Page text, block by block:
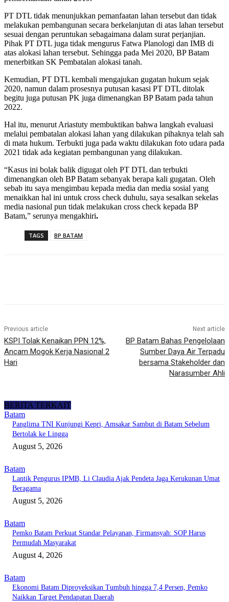
PT DTL tidak menunjukkan pemanfaatan lahan tersebut dan tidak
melakukan pembangunan secara berkelanjutan di atas lahan tersebut
sesuai dengan peruntukan sebagaimana dalam surat perjanjian.
Pihak PT DTL juga tidak mengurus Fatwa Planologi dan IMB di
atas alokasi lahan tersebut. Sehingga pada Mei 2020, BP Batam
menerbitkan SK Pembatalan alokasi tanah.
Kemudian, PT DTL kembali mengajukan gugatan hukum sejak
2020, namun dalam prosesnya putusan kasasi PT DTL ditolak
begitu juga putusan PK juga dimenangkan BP Batam pada tahun
2022.
Hal itu, menurut Ariastuty membuktikan bahwa langkah evaluasi
melalui pembatalan alokasi lahan yang dilakukan pihaknya telah sah
di mata hukum. Terbukti juga pada waktu dilakukan foto udara pada
2021 tidak ada kegiatan pembangunan yang dilakukan.
“Kasus ini bolak balik digugat oleh PT DTL dan terbukti
dimenangkan oleh BP Batam sebanyak berapa kali gugatan. Oleh
sebab itu saya mengimbau kepada media dan media sosial yang
menaikkan hal ini untuk cross check duhulu, saya sesalkan sekelas
media nasional pun tidak melakukan cross check kepada BP
Batam,” serunya mengakhiri.
TAGS BP BATAM
Previous article
KSPI Tolak Kenaikan PPN 12%,
Ancam Mogok Kerja Nasional 2
Hari
Next article
BP Batam Bahas Pengelolaan
Sumber Daya Air Terpadu
bersama Stakeholder dan
Narasumber Ahli
BERITA TERKAIT
Batam
Panglima TNI Kunjungi Kepri, Amsakar Sambut di Batam Sebelum
Bertolak ke Lingga
August 5, 2026
Batam
Lantik Pengurus IPMB, Li Claudia Ajak Pendeta Jaga Kerukunan Umat
Beragama
August 5, 2026
Batam
Pemko Batam Perkuat Standar Pelayanan, Firmansyah: SOP Harus
Permudah Masyarakat
August 4, 2026
Batam
Ekonomi Batam Diproyeksikan Tumbuh hingga 7,4 Persen, Pemko
Naikkan Target Pendapatan Daerah